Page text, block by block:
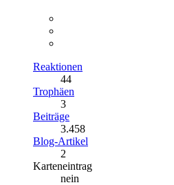
Reaktionen
44
Trophäen
3
Beiträge
3.458
Blog-Artikel
2
Karteneintrag
nein